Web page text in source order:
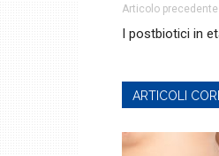
Articolo precedente
I postbiotici in
ARTICOLI